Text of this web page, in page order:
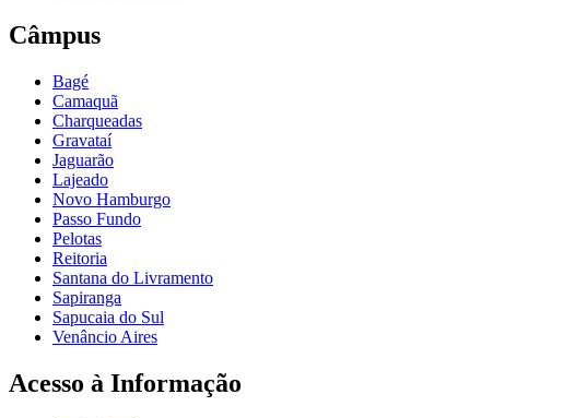
Câmpus
Bagé
Camaquã
Charqueadas
Gravataí
Jaguarão
Lajeado
Novo Hamburgo
Passo Fundo
Pelotas
Reitoria
Santana do Livramento
Sapiranga
Sapucaia do Sul
Venâncio Aires
Acesso à Informação